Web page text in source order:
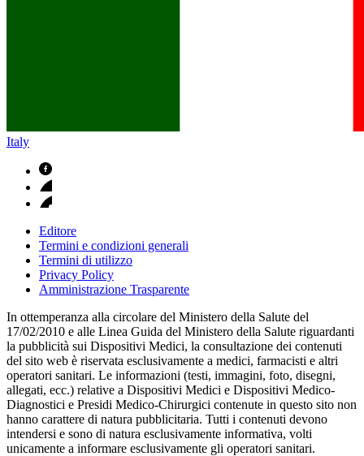
Italy
Editore
Termini e condizioni generali
Termini di utilizzo
Privacy Policy
Amministrazione Trasparente
In ottemperanza alla circolare del Ministero della Salute del
17/02/2010 e alle Linea Guida del Ministero della Salute riguardanti
la pubblicità sui Dispositivi Medici, la consultazione dei contenuti
del sito web è riservata esclusivamente a medici, farmacisti e altri
operatori sanitari. Le informazioni (testi, immagini, foto, disegni,
allegati, ecc.) relative a Dispositivi Medici e Dispositivi Medico-
Diagnostici e Presidi Medico-Chirurgici contenute in questo sito non
hanno carattere di natura pubblicitaria. Tutti i contenuti devono
intendersi e sono di natura esclusivamente informativa, volti
unicamente a informare esclusivamente gli operatori sanitari.